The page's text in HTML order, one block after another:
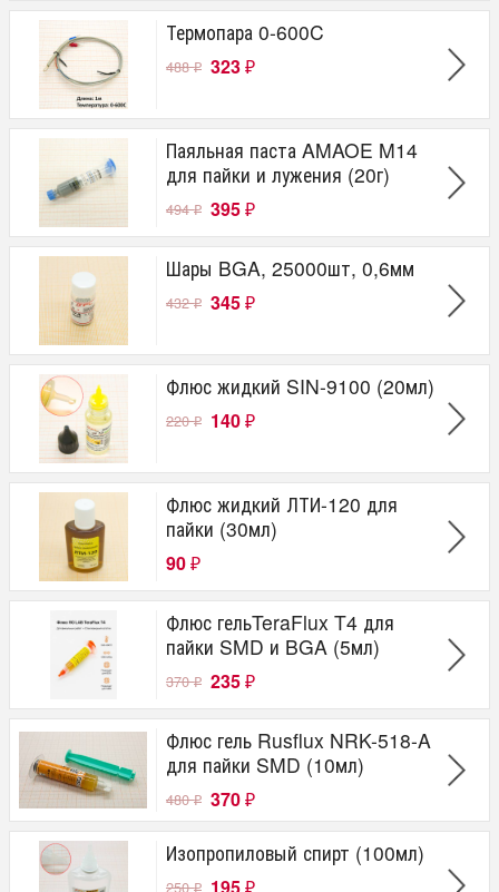
Термопара 0-600C
488₽ 323 ₽
Паяльная паста AMAOE M14
для пайки и лужения (20г)
494₽ 395 ₽
Шары BGA, 25000шт, 0,6мм
432₽ 345 ₽
Флюс жидкий SIN-9100 (20мл)
220₽ 140 ₽
Флюс жидкий ЛТИ-120 для
пайки (30мл)
90 ₽
Флюс гельTeraFlux T4 для
пайки SMD и BGA (5мл)
370₽ 235 ₽
Флюс гель Rusflux NRK-518-A
для пайки SMD (10мл)
480₽ 370 ₽
Изопропиловый спирт (100мл)
250₽ ₽